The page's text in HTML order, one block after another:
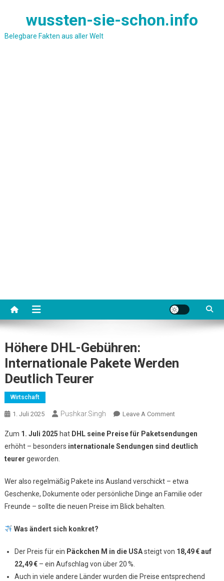
wussten-sie-schon.info
Belegbare Fakten aus aller Welt
Höhere DHL-Gebühren:
Internationale Pakete Werden
Deutlich Teurer
Wirtschaft
1. Juli 2025 Pushkar.singh Leave A CommentOn
DHL-
Gebühren:
Werden
Deutlich
Zum 1. Juli 2025 hat DHL seine Preise für Paketsendungen
erhöht – besonders internationale Sendungen sind deutlich
teurer geworden.
Wer also regelmäßig Pakete ins Ausland verschickt – etwa
Geschenke, Dokumente oder persönliche Dinge an Familie oder
Freunde – sollte die neuen Preise im Blick behalten.
Was ändert sich konkret?
Der Preis für ein Päckchen M in die USAsteigt von 18,49€ auf
22,49€– ein Aufschlag von über 20 %.
Auch in viele andere Länder wurden die Preise entsprechend